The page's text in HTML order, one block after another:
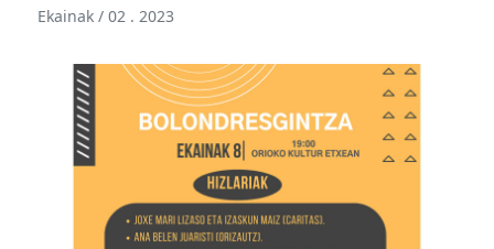
Ekainak / 02 . 2023